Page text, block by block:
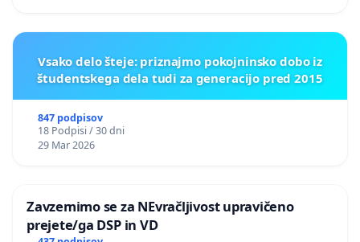
Vsako delo šteje: priznajmo pokojninsko dobo iz
študentskega dela tudi za generacijo pred 2015
847 podpisov
18 Podpisi / 30 dni
29 Mar 2026
Zavzemimo se za NEvračljivost upravičeno
prejete/ga DSP in VD